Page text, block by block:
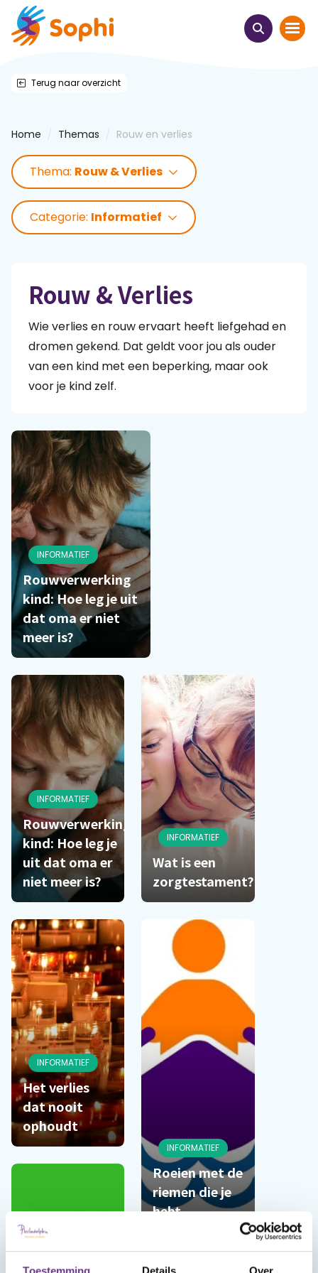
Toestemming Details Over
Thema's
Uit het hart
Leren & ontmoeten
Praat mee
Sophi
Terug naar overzicht
Home Themas Rouw en verlies
Thema: Rouw & Verlies
Categorie: Informatief
Rouw & Verlies
Wie verlies en rouw ervaart heeft liefgehad en
dromen gekend. Dat geldt voor jou als ouder
van een kind met een beperking, maar ook
voor je kind zelf.
INFORMATIEF
Rouwverwerking
kind: Hoe leg je uit
dat oma er niet
meer is?
INFORMATIEF
Rouwverwerking
kind: Hoe leg je
uit dat oma er
niet meer is?
INFORMATIEF
Wat is een
zorgtestament?
INFORMATIEF
Het verlies
dat nooit
ophoudt
INFORMATIEF
Roeien met de
riemen die je
hebt